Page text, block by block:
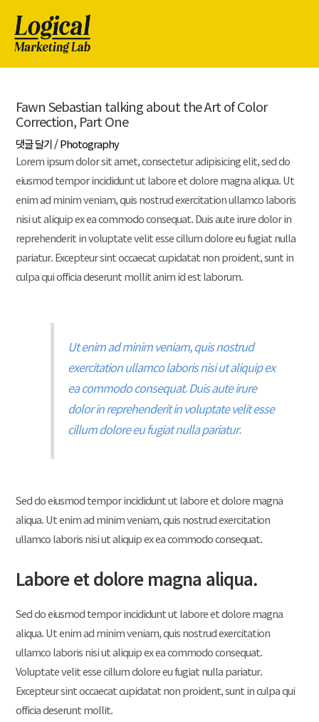
Fawn Sebastian talking about the Art of Color
Correction, Part One
댓글 달기/Photography
Lorem ipsum dolor sit amet, consectetur adipisicing elit, sed do
eiusmod tempor incididunt ut labore et dolore magna aliqua. Ut
enim ad minim veniam, quis nostrud exercitation ullamco laboris
nisi ut aliquip ex ea commodo consequat. Duis aute irure dolor in
reprehenderit in voluptate velit esse cillum dolore eu fugiat nulla
pariatur. Excepteur sint occaecat cupidatat non proident, sunt in
culpa qui officia deserunt mollit anim id est laborum.
Ut enim ad minim veniam, quis nostrud
exercitation ullamco laboris nisi ut aliquip ex
ea commodo consequat. Duis aute irure
dolor in reprehenderit in voluptate velit esse
cillum dolore eu fugiat nulla pariatur.
Sed do eiusmod tempor incididunt ut labore et dolore magna
aliqua. Ut enim ad minim veniam, quis nostrud exercitation
ullamco laboris nisi ut aliquip ex ea commodo consequat.
Labore et dolore magna aliqua.
Sed do eiusmod tempor incididunt ut labore et dolore magna
aliqua. Ut enim ad minim veniam, quis nostrud exercitation
ullamco laboris nisi ut aliquip ex ea commodo consequat.
Voluptate velit esse cillum dolore eu fugiat nulla pariatur.
Excepteur sint occaecat cupidatat non proident, sunt in culpa qui
officia deserunt mollit.